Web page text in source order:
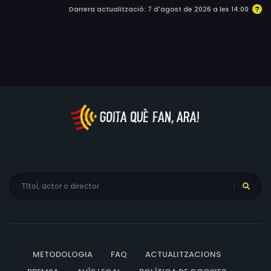
Darrera actualització: 7 d'agost de 2026 a les 14:00
METODOLOGIA FAQ
ACTUALITZACIONS